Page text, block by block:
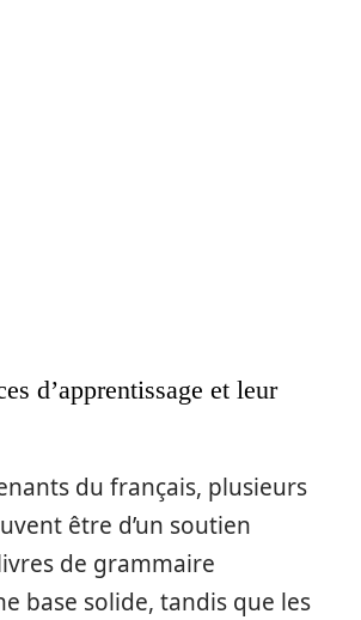
d’apprentissage et leur
du français, plusieurs
être d’un soutien
de grammaire
base solide, tandis que les